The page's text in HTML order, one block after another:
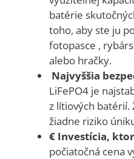
batérie
toho, aby ste ju
fotopasce ,
alebo hračky.
Najvyššia
LiFePO4 je
z lítiových batérií.
žiadne riziko
€ Investícia,
počiatočná cena